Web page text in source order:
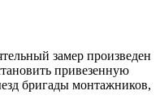
замер произведен
привезенную
бригады монтажников,